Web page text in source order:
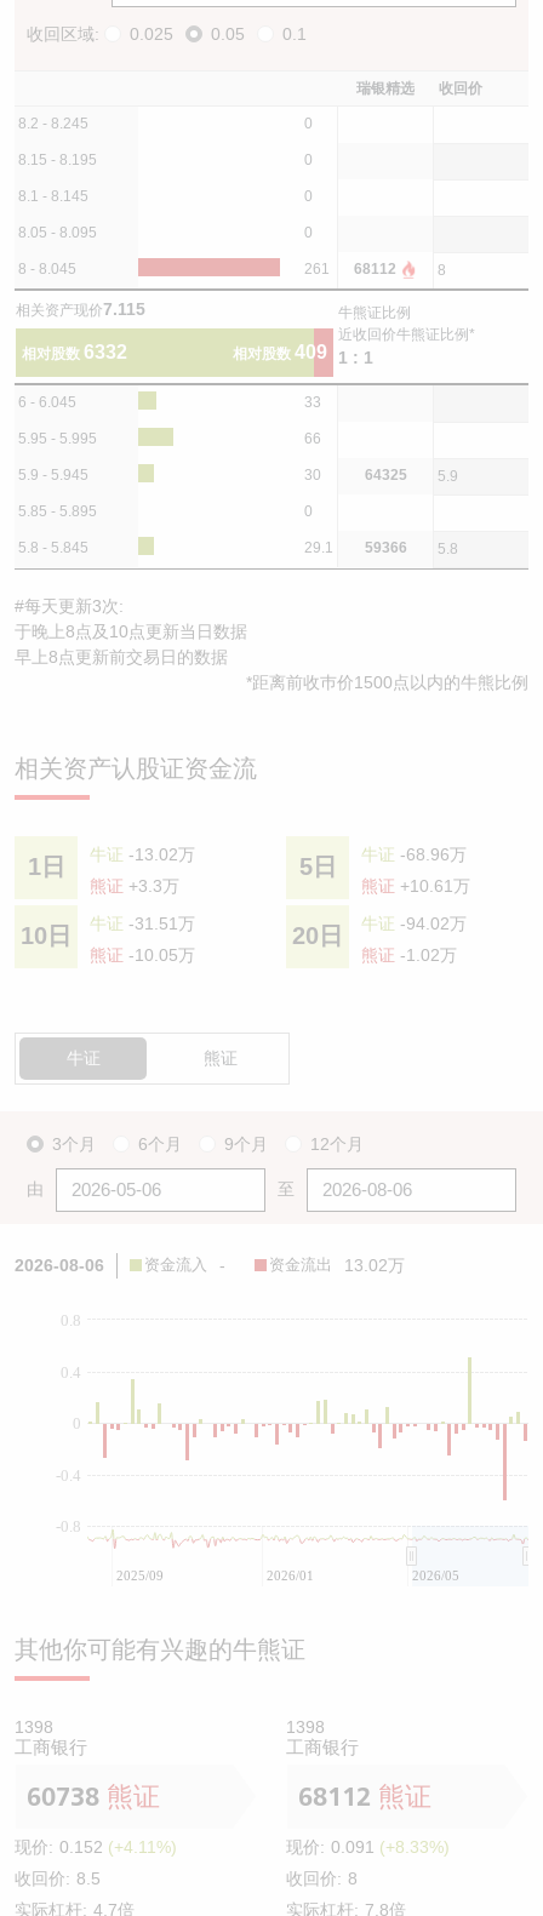
收回区域: 0.025 0.05 0.1
瑞银精选 收回价
8.2 - 8.245 0
8.15 - 8.195 0
8.1 - 8.145 0
8.05 - 8.095 0
8 - 8.045 261 68112 8
相关资产现价7.115
相对股数 6332 相对股数 409
牛熊证比例
近收回价牛熊证比例*
1 : 1
6 - 6.045 33
5.95 - 5.995 66
5.9 - 5.945 30 64325 5.9
5.85 - 5.895 0
5.8 - 5.845 29.1 59366 5.8
#每天更新3次:
于晚上8点及10点更新当日数据
早上8点更新前交易日的数据
*距离前收巿价1500点以内的牛熊比例
相关资产认股证资金流
1日 牛证 -13.02万
熊证 +3.3万
5日 牛证 -68.96万
熊证 +10.61万
10日 牛证 -31.51万
熊证 -10.05万
20日 牛证 -94.02万
熊证 -1.02万
牛证 熊证
3个月 6个月 9个月 12个月
由 至
2026-08-06 资金流入 - 资金流出 13.02万
0
-0.8
-0.4
0.4
0.8
2025/09 2026/01 2026/05
其他你可能有兴趣的牛熊证
1398
工商银行
60738 熊证
现价: 0.152 (+4.11%)
收回价: 8.5
实际杠杆: 4.7倍
1398
工商银行
68112 熊证
现价: 0.091 (+8.33%)
收回价: 8
实际杠杆: 7.8倍